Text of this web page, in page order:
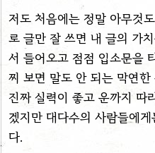
저도 처음에는 정말 아무것
로 글만 잘 쓰면 내 글의 가
서 들어오고 점점 입소문을
찌 보면 말도 안 되는 막연
진짜 실력이 좋고 운까지 따
겠지만 대다수의 사람들에
다.